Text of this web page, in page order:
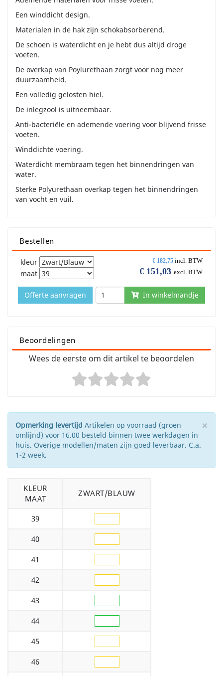
Een winddicht design.
Materialen in de hak zijn schokabsorberend.
De schoen is waterdicht en je hebt dus altijd droge
voeten.
De overkap van Poylurethaan zorgt voor nog meer
duurzaamheid.
Een volledig gelosten hiel.
De inlegzool is uitneembaar.
Anti-bacteriële en ademende voering voor blijvend frisse
voeten.
Winddichte voering.
Waterdicht membraam tegen het binnendringen van
water.
Sterke Polyurethaan overkap tegen het binnendringen
van vocht en vuil.
Bestellen
€ 182,75 incl. BTW
€ 151,03 excl. BTW
kleur
maat
In winkelmandje
Offerte aanvragen
Beoordelingen
Wees de eerste om dit artikel te beoordelen
×
Opmerking levertijd Artikelen op voorraad (groen
omlijnd) voor 16.00 besteld binnen twee werkdagen in
huis. Overige modellen/maten zijn goed leverbaar. C.a.
1-2 week.
KLEUR
MAAT
ZWART/BLAUW
39
40
41
42
43
44
45
46